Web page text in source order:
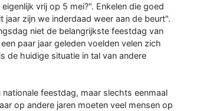
vrij op 5 mei?". Enkelen die goed
zijn we inderdaad weer aan de beurt".
niet de belangrijkste feestdag van
paar jaar geleden voelden velen zich
de huidige situatie in tal van andere
feestdag, maar slechts eenmaal
op andere jaren moeten veel mensen op